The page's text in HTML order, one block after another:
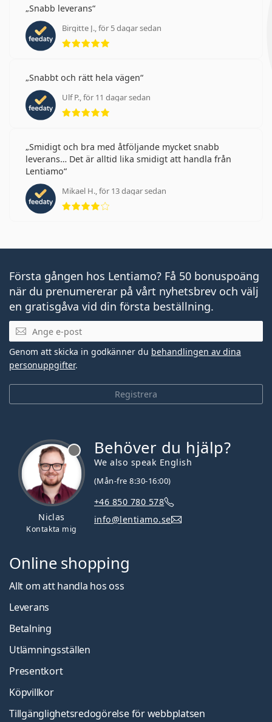
Snabb leverans
Birgitte J., för 5 dagar sedan
Betyg 5 av 5
Snabbt och rätt hela vägen
Ulf P., för 11 dagar sedan
Betyg 5 av 5
Smidigt och bra med åtföljande mycket snabb
leverans… Det är alltid lika smidigt att handla från
Lentiamo
Mikael H., för 13 dagar sedan
Betyg 4 av 5
Första gången hos Lentiamo? Få 50 bonuspoäng
när du prenumererar på vårt nyhetsbrev och välj
en gratisgåva vid din första beställning.
Mejladress
Registrera
Genom att skicka in godkänner du behandlingen av dina
personuppgifter.
Niclas
Kontakta mig
Behöver du hjälp?
We also speak English
(Mån-fre 8:30-16:00)
+46 850 780 578
info@lentiamo.se
Online shopping
Allt om att handla hos oss
Leverans
Betalning
Utlämningsställen
Presentkort
Köpvillkor
Tillgänglighetsredogörelse för webbplatsen